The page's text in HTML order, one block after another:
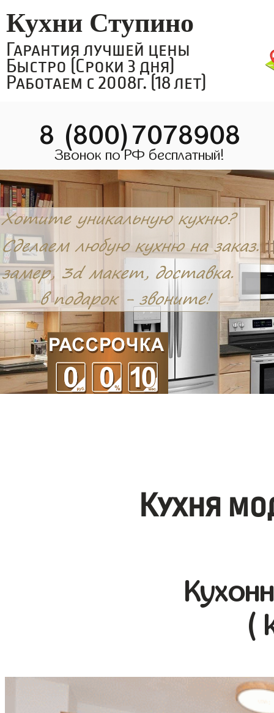
Кухни Ступино
Гарантия лучшей цены
Быстро (Сроки 3 дня)
Работаем с 2008г. (18 лет)
8 (800)7078908
Звонок по РФ бесплатный!
Кухня
(